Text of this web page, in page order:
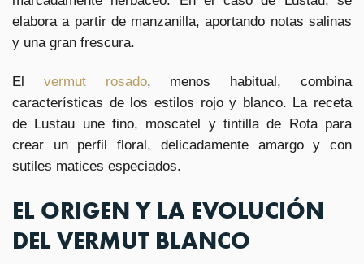
elabora a partir de manzanilla, aportando notas salinas
y una gran frescura.
El vermut rosado, menos habitual, combina
características de los estilos rojo y blanco. La receta
de Lustau une fino, moscatel y tintilla de Rota para
crear un perfil floral, delicadamente amargo y con
sutiles matices especiados.
EL ORIGEN Y LA EVOLUCIÓN
DEL VERMUT BLANCO